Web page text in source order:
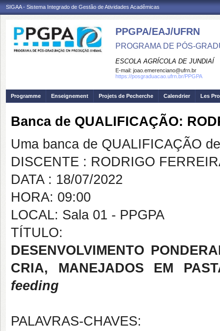
SIGAA - Sistema Integrado de Gestão de Atividades Acadêmicas
PPGPA/EAJ/UFRN
PROGRAMA DE PÓS-
ESCOLA AGRÍCOLA DE JUNDIAÍ
E-mail: joao.emerenciano@ufrn.br
https://posgraduacao.ufrn.br/PPGPA
Programme Enseignement Projets de Pecherche Calendrier Les
Banca de QUALIFICAÇÃO:
Uma banca de QUALIFICAÇÃO
DISCENTE : RODRIGO
DATA : 18/07/2022
HORA: 09:00
LOCAL: Sala 01 - PPGPA
TÍTULO:
DESENVOLVIMENTO
CRIA, MANEJADOS EM
feeding
PALAVRAS-CHAVES: